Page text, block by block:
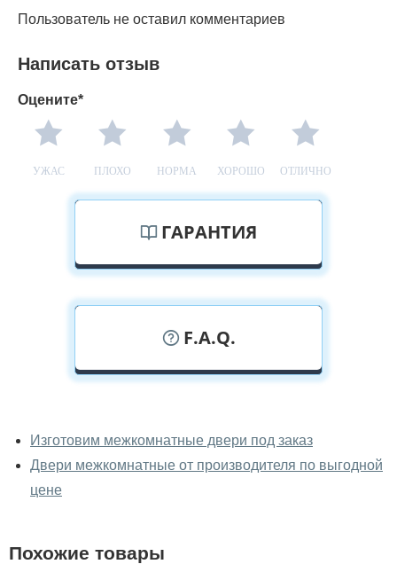
Пользователь не оставил комментариев
Написать отзыв
Оцените*
УЖАС ПЛОХО НОРМА ХОРОШО ОТЛИЧНО
ГАРАНТИЯ
F.A.Q.
межкомнатные двери фаворит
вживую?
Да, можно посмотреть межкомнатные двери фаворит
Изготовим межкомнатные двери под заказ
Двери межкомнатные от производителя по выгодной
цене
Похожие товары